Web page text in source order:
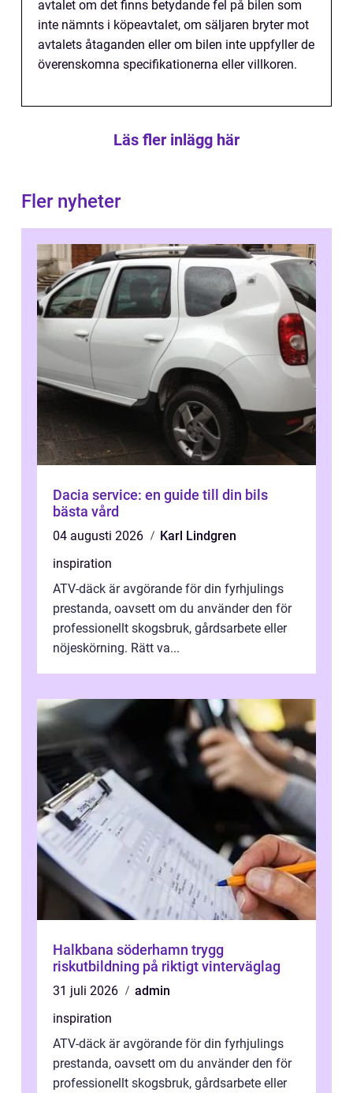
avtalet om det finns betydande fel på bilen som
inte nämnts i köpeavtalet, om säljaren bryter mot
avtalets åtaganden eller om bilen inte uppfyller de
överenskomna specifikationerna eller villkoren.
Läs fler inlägg här
Fler nyheter
Dacia service: en guide till din bils
bästa vård
04 augusti 2026
Karl Lindgren
inspiration
ATV-däck är avgörande för din fyrhjulings
prestanda, oavsett om du använder den för
professionellt skogsbruk, gårdsarbete eller
nöjeskörning. Rätt va...
Halkbana söderhamn trygg
riskutbildning på riktigt vinterväglag
31 juli 2026
admin
inspiration
ATV-däck är avgörande för din fyrhjulings
prestanda, oavsett om du använder den för
professionellt skogsbruk, gårdsarbete eller